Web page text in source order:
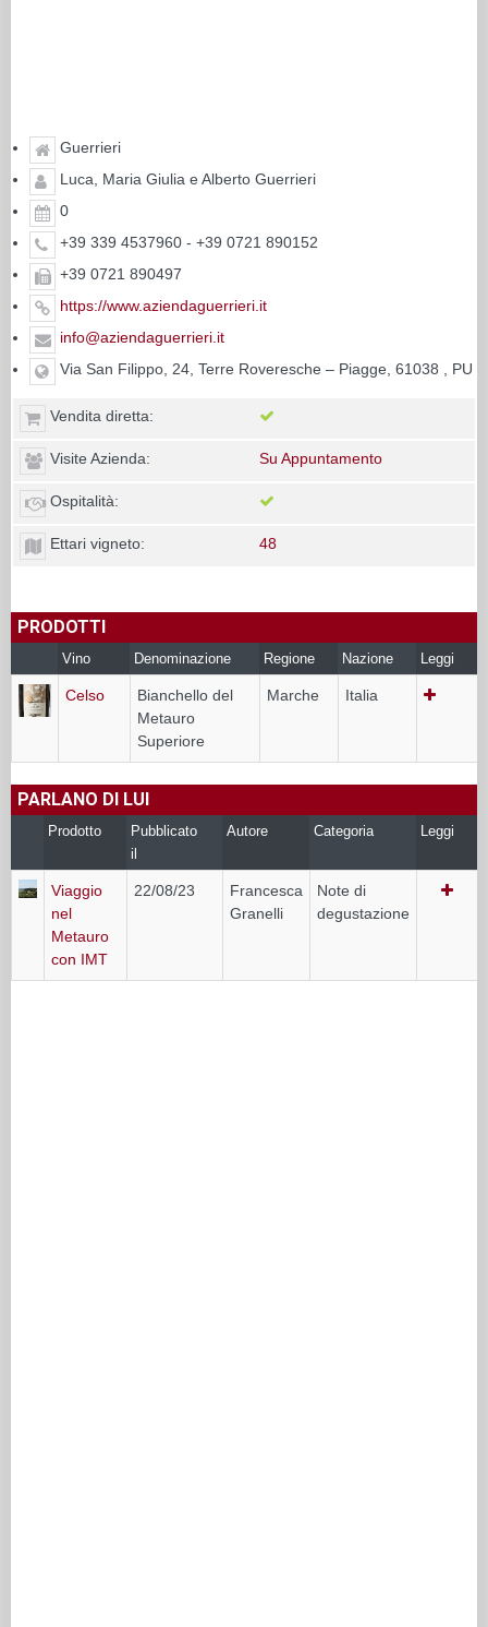
Guerrieri
Luca, Maria Giulia e Alberto Guerrieri
0
+39 339 4537960 - +39 0721 890152
+39 0721 890497
https://www.aziendaguerrieri.it
info@aziendaguerrieri.it
Via San Filippo, 24, Terre Roveresche – Piagge, 61038 , PU
Vendita diretta:
Visite Azienda: Su Appuntamento
Ospitalità:
Ettari vigneto: 48
PRODOTTI
Vino Denominazione Regione Nazione Leggi
Celso
Bianchello del
Metauro
Superiore
Marche Italia
PARLANO DI LUI
Prodotto
Pubblicato
il
Autore Categoria Leggi
Viaggio
nel
Metauro
con IMT
22/08/23
Francesca
Granelli
Note di
degustazione